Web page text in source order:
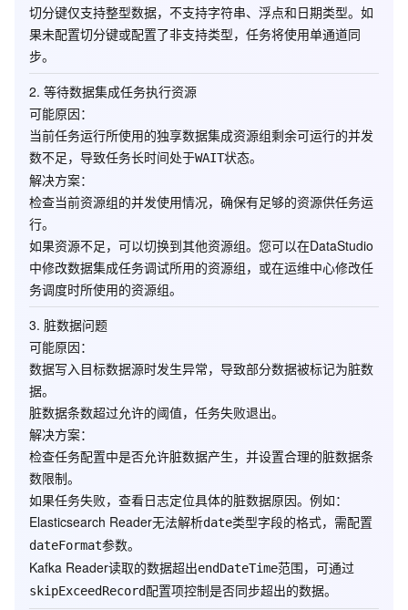
切分键仅支持整型数据，不支持字符串、浮点和日期类型。如
果未配置切分键或配置了非支持类型，任务将使用单通道同
步。
2. 等待数据集成任务执行资源
可能原因：
当前任务运行所使用的独享数据集成资源组剩余可运行的并发
数不足，导致任务长时间处于WAIT状态。
解决方案：
检查当前资源组的并发使用情况，确保有足够的资源供任务运
行。
如果资源不足，可以切换到其他资源组。您可以在DataStudio
中修改数据集成任务调试所用的资源组，或在运维中心修改任
务调度时所使用的资源组。
3. 脏数据问题
可能原因：
数据写入目标数据源时发生异常，导致部分数据被标记为脏数
据。
脏数据条数超过允许的阈值，任务失败退出。
解决方案：
检查任务配置中是否允许脏数据产生，并设置合理的脏数据条
数限制。
如果任务失败，查看日志定位具体的脏数据原因。例如：
Elasticsearch Reader无法解析date类型字段的格式，需配置
dateFormat参数。
Kafka Reader读取的数据超出endDateTime范围，可通过
skipExceedRecord配置项控制是否同步超出的数据。